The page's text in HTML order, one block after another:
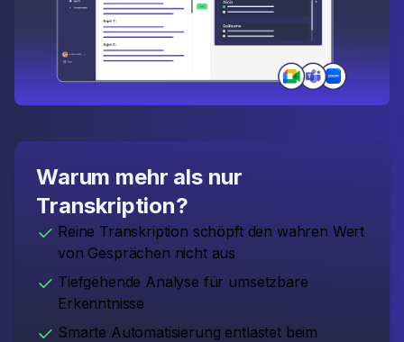
Warum mehr als nur
Transkription?
Reine Transkription schöpft den wahren Wert
von Gesprächen nicht aus
Tiefgehende Analyse für umsetzbare
Erkenntnisse
Smarte Automatisierung entlastet beim